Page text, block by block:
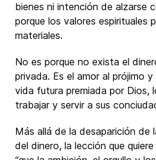
bienes ni intención de alzarse
porque los valores espirituales
materiales.
No es porque no exista el
privada. Es el amor al prójimo
vida futura premiada por Dios,
trabajar y servir a sus
Más allá de la desaparición de
del dinero, la lección que